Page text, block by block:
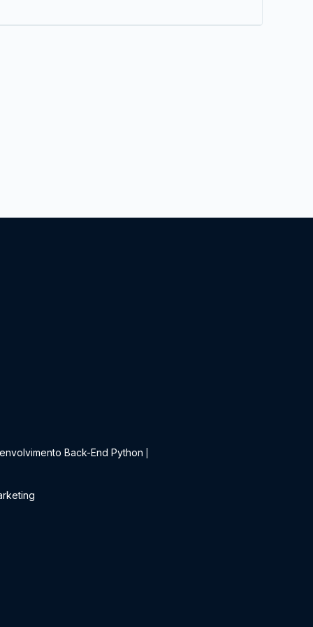
Back-End Python